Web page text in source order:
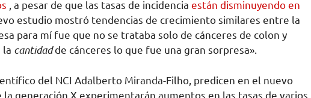
, a pesar de que las tasas de incidencia están disminuyendo en
estudio mostró tendencias de crecimiento similares entre la
para mí fue que no se trataba solo de cánceres de colon y
la cantidadde cánceres lo que fue una gran sorpresa».
del NCI Adalberto Miranda-Filho, predicen en el nuevo
generación X experimentarán aumentos en las tasas de varios